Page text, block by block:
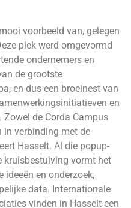
voorbeeld van, gelegen
plek werd omgevormd
ondernemers en
de grootste
en dus een broeinest van
en
de Corda Campus
in verbinding met de
Hasselt. Al die popup-
kruisbestuiving vormt het
ideeën en onderzoek,
data. Internationale
vinden in Hasselt een